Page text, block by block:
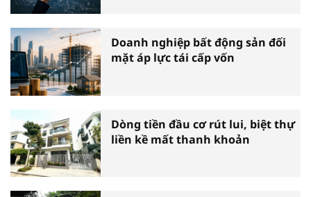
Doanh nghiệp bất động sản đối
mặt áp lực tái cấp vốn
Dòng tiền đầu cơ rút lui, biệt thự
liền kề mất thanh khoản